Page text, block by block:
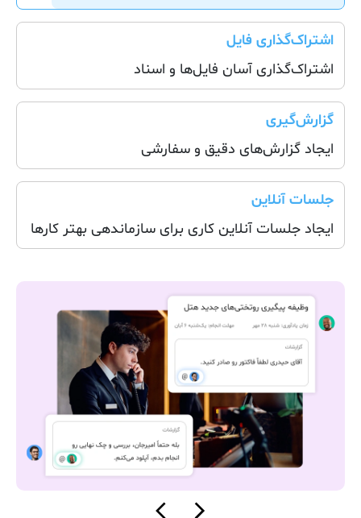
اشتراک‌گذاری فایل
اشتراک‌گذاری آسان فایل‌ها و اسناد
گزارش‌گیری
ایجاد گزارش‌های دقیق و سفارشی
جلسات آنلاین
ایجاد جلسات آنلاین کاری برای سازماندهی بهتر کارها